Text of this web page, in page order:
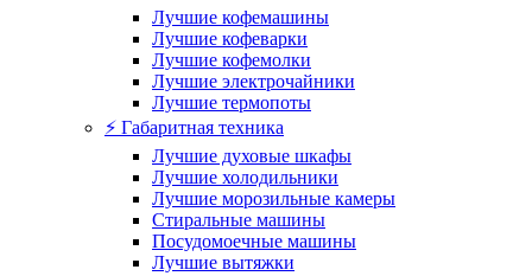
Лучшие кофемашины
Лучшие кофеварки
Лучшие кофемолки
Лучшие электрочайники
Лучшие термопоты
⚡ Габаритная техника
Лучшие духовые шкафы
Лучшие холодильники
Лучшие морозильные камеры
Стиральные машины
Посудомоечные машины
Лучшие вытяжки